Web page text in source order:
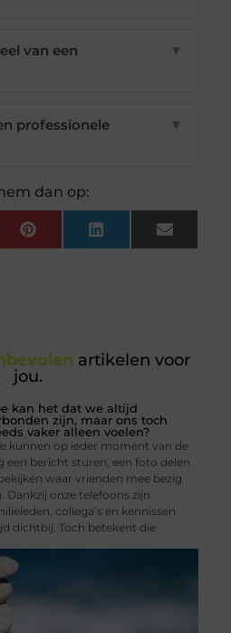
van een
▼
professionele
▼
dan op:
Pinterest LinkedIn Email
artikelen voor
jou.
kan het dat we altijd
zijn, maar ons toch
vaker alleen voelen?
kunnen op ieder moment van de
een bericht sturen, een foto delen
waar vrienden mee bezig
Dankzij onze telefoons zijn
collega’s en kennissen
dichtbij. Toch betekent die